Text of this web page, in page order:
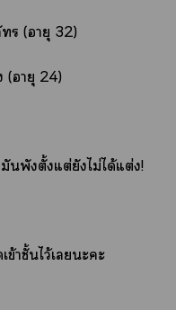
(อายุ 32)
อายุ 24)
นพังตั้งแต่ยังไม่ได้แต่ง!
าชั้นไว้เะะ